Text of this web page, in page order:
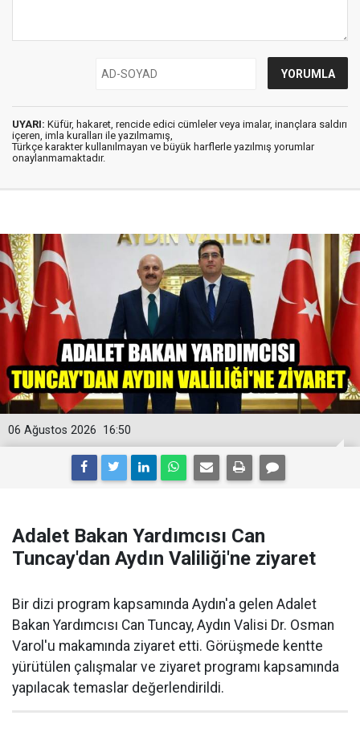
UYARI: Küfür, hakaret, rencide edici cümleler veya imalar, inançlara saldırı
içeren, imla kuralları ile yazılmamış,
Türkçe karakter kullanılmayan ve büyük harflerle yazılmış yorumlar
onaylanmamaktadır.
16:50
06 Ağustos 2026
Adalet Bakan Yardımcısı Can
Tuncay'dan Aydın Valiliği'ne ziyaret
Bir dizi program kapsamında Aydın'a gelen Adalet
Bakan Yardımcısı Can Tuncay, Aydın Valisi Dr. Osman
Varol'u makamında ziyaret etti. Görüşmede kentte
yürütülen çalışmalar ve ziyaret programı kapsamında
yapılacak temaslar değerlendirildi.